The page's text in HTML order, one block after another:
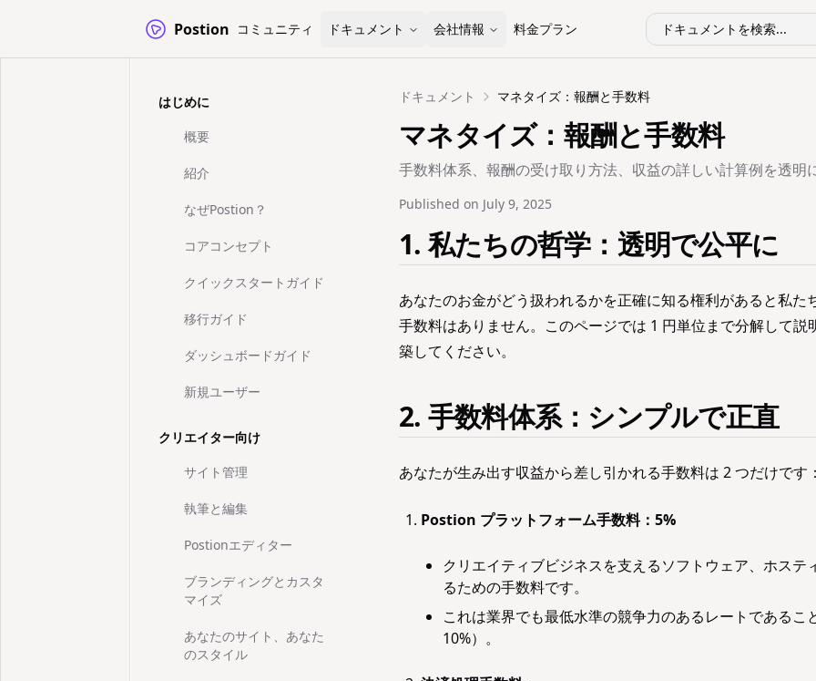
Postion コミュニティ ドキュメント 会社情報 料金プラン ドキュメントを検索...
はじめに
概要
紹介
なぜPostion？
コアコンセプト
クイックスタートガイド
移行ガイド
ダッシュボードガイド
新規ユーザー
クリエイター向け
サイト管理
執筆と編集
Postionエディター
ブランディングとカスタ
マイズ
あなたのサイト、あなた
のスタイル
ドキュメント マネタイズ：報酬と手数料
マネタイズ：報酬と手数料
手数料体系、報酬の受け取り方法、収益の詳しい計算例を透明
Published on July 9, 2025
1. 私たちの哲学：透明で公平に
あなたのお金がどう扱われるかを正確に知る権利があると私
手数料はありません。このページでは 1 円単位まで分解して
築してください。
2. 手数料体系：シンプルで正直
あなたが生み出す収益から差し引かれる手数料は 2 つだけです
Postion プラットフォーム手数料：5%
クリエイティブビジネスを支えるソフトウェア、ホス
るための手数料です。
これは業界でも最低水準の競争力のあるレートである
10%）。